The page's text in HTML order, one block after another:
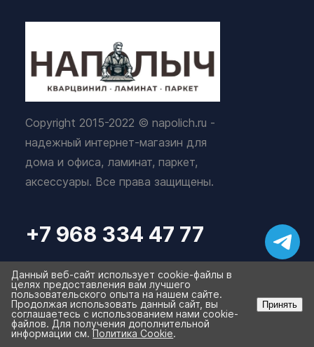
Copyright 2015-2022 © napolich.ru -
надежный интернет-магазин для
дома и офиса, ламинат, паркет,
аксессуары. Все права защищены.
+7 968 334 47 77
info@napolich.ru
График работы Пн-Вс: с 9:00 до
Избранное 0
Данный веб-сайт использует cookie-файлы в
целях предоставления вам лучшего
пользовательского опыта на нашем сайте.
Продолжая использовать данный сайт, вы
соглашаетесь с использованием нами cookie-
файлов. Для получения дополнительной
информации см.Политика Cookie.
Принять